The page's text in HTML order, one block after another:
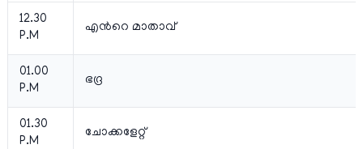
12.30
P.M
എന്‍റെ മാതാവ്
01.00
P.M
ഭദ്ര
01.30
P.M
ചോക്കളേറ്റ്